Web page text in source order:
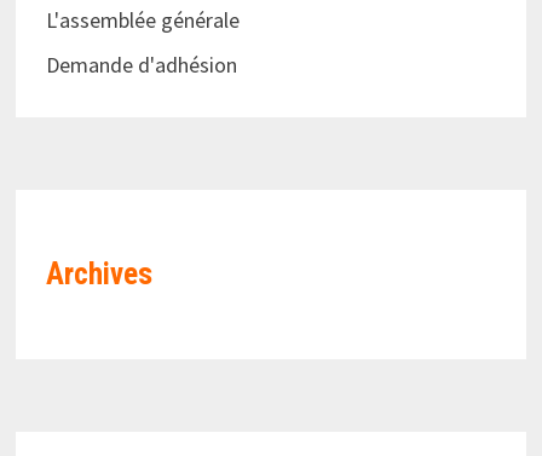
L'assemblée générale
Demande d'adhésion
Archives